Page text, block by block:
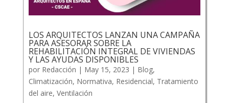
LOS ARQUITECTOS LANZAN UNA CAMPAÑA
PARA ASESORAR SOBRE LA
REHABILITACIÓN INTEGRAL DE VIVIENDAS
Y LAS AYUDAS DISPONIBLES
por Redacción | May 15, 2023 | Blog,
Climatización, Normativa, Residencial, Tratamiento
del aire, Ventilación